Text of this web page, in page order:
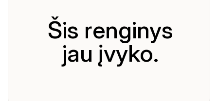
Šis renginys
jau įvyko.